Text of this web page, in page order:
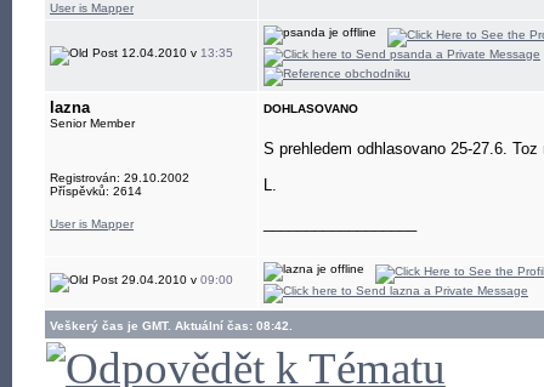
User is Mapper
12.04.2010 v 13:35
lazna
Senior Member
Registrován: 29.10.2002
Příspěvků: 2614
User is Mapper
DOHLASOVANO
S prehledem odhlasovano 25-27.6.
L.
29.04.2010 v 09:00
Veškerý čas je GMT. Aktuální čas: 08:42.